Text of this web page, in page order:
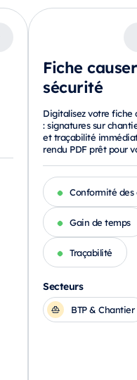
Fiche
sécurité
Digitalisez votre fiche
: signatures sur
et traçabilité
rendu PDF prêt pour
Conformité des
Gain de temps
Traçabilité
Secteurs
BTP & Chantier